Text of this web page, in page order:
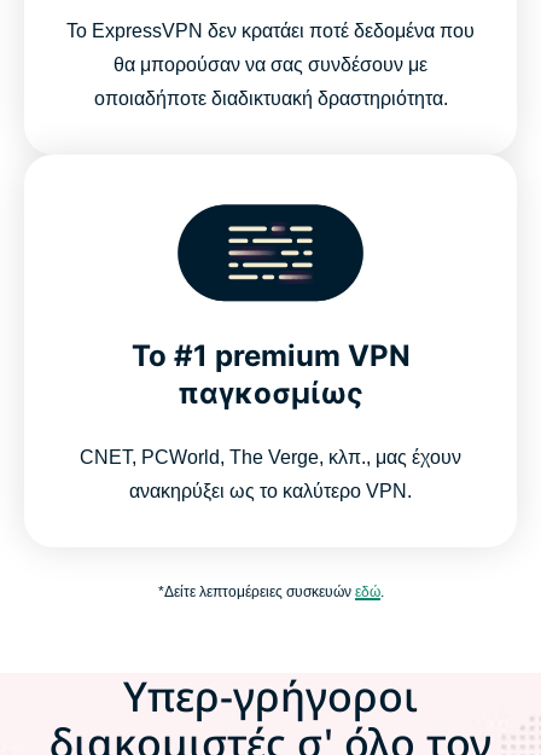
Το ExpressVPN δεν κρατάει ποτέ δεδομένα που
θα μπορούσαν να σας συνδέσουν με
οποιαδήποτε διαδικτυακή δραστηριότητα.
Το #1 premium VPN
παγκοσμίως
CNET, PCWorld, The Verge, κλπ., μας έχουν
ανακηρύξει ως το καλύτερο VPN.
*Δείτε λεπτομέρειες συσκευών εδώ.
Υπερ-γρήγοροι
διακομιστές σ' όλο τον